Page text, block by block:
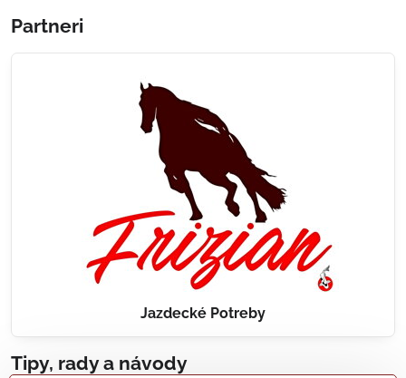
Partneri
Jazdecké Potreby
Tipy, rady a návody